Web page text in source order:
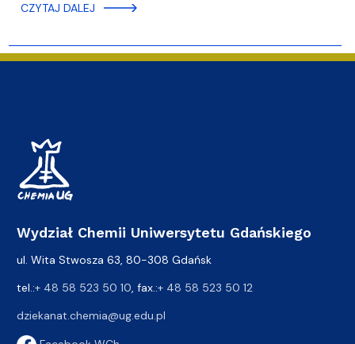
CZYTAJ DALEJ
Wydział Chemii Uniwersytetu Gdańskiego
ul. Wita Stwosza 63, 80-308 Gdańsk
tel.:+ 48 58 523 50 10, fax.:+ 48 58 523 50 12
dziekanat.chemia@ug.edu.pl